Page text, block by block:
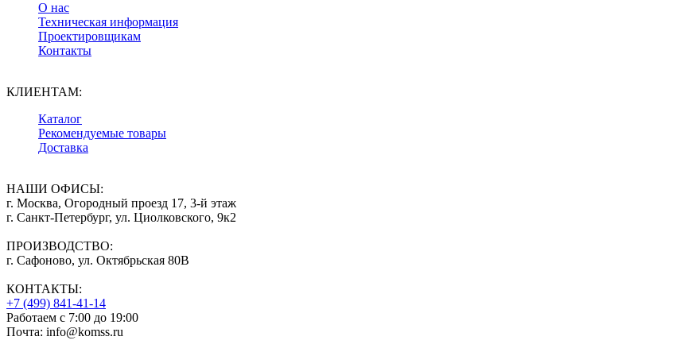
О нас
Техническая информация
Проектировщикам
Контакты
КЛИЕНТАМ:
Каталог
Рекомендуемые товары
Доставка
НАШИ ОФИСЫ:
г. Москва, Огородный проезд 17, 3-й этаж
г. Санкт-Петербург, ул. Циолковского, 9к2
ПРОИЗВОДСТВО:
г. Сафоново, ул. Октябрьская 80В
КОНТАКТЫ:
+7 (499) 841-41-14
Работаем с 7:00 до 19:00
Почта: info@komss.ru